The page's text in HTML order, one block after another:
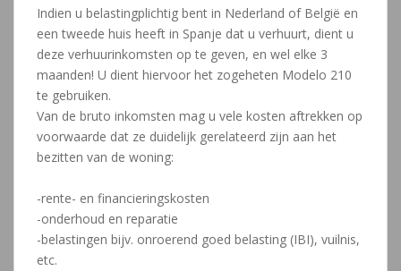
Indien u belastingplichtig bent in Nederland of België en
een tweede huis heeft in Spanje dat u verhuurt, dient u
deze verhuurinkomsten op te geven, en wel elke 3
maanden! U dient hiervoor het zogeheten Modelo 210
te gebruiken.
Van de bruto inkomsten mag u vele kosten aftrekken op
voorwaarde dat ze duidelijk gerelateerd zijn aan het
bezitten van de woning:
-rente- en financieringskosten
-onderhoud en reparatie
-belastingen bijv. onroerend goed belasting (IBI), vuilnis,
etc.